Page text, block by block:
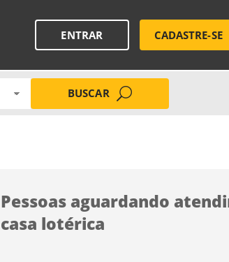
ENTRAR CADASTRE-SE
BUSCAR
Pessoas aguardando
casa lotérica